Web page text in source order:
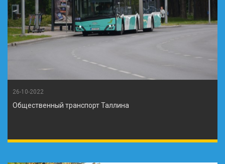
26-10-2022
Общественный транспорт Таллина